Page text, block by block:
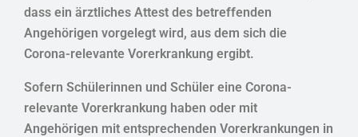
dass ein ärztliches Attest des betreffenden
Angehörigen vorgelegt wird, aus dem sich die
Corona-relevante Vorerkrankung ergibt.
Sofern Schülerinnen und Schüler eine Corona-
relevante Vorerkrankung haben oder mit
Angehörigen mit entsprechenden Vorerkrankungen in